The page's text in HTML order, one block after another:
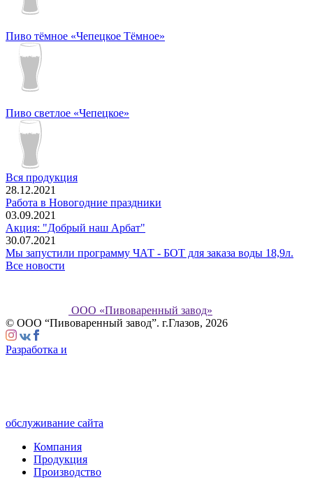
Пиво тёмное «Чепецкое Тёмное»
Пиво светлое «Чепецкое»
Вся продукция
28.12.2021
Работа в Новогодние праздники
03.09.2021
Акция: "Добрый наш Арбат"
30.07.2021
Мы запустили программу ЧАТ - БОТ для заказа воды 18,9л.
Все новости
ООО «Пивоваренный завод»
© ООО “Пивоваренный завод”. г.Глазов, 2026
Разработка и
обслуживание сайта
Компания
Продукция
Производство